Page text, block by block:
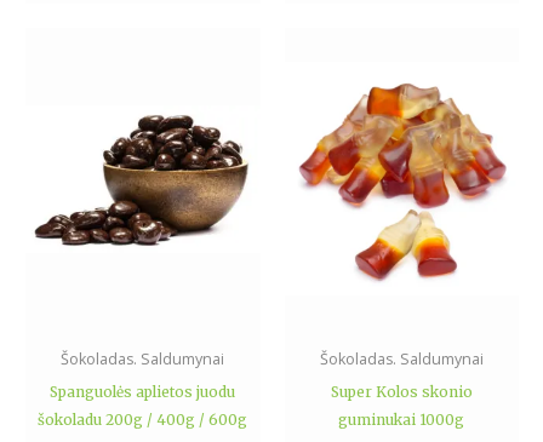
Šokoladas. Saldumynai
Spanguolės aplietos juodu
šokoladu 200g / 400g / 600g
multiple
variants.
The
options
may
product
page
Šokoladas. Saldumynai
Super Kolos skonio
guminukai 1000g